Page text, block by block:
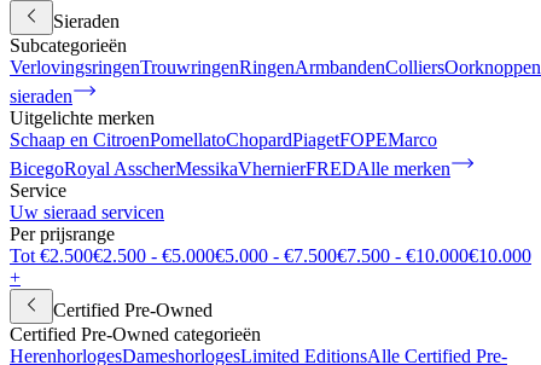
Sieraden
Subcategorieën
VerlovingsringenTrouwringenRingenArmbandenColliersOorknoppen
sieraden
Uitgelichte merken
Schaap en CitroenPomellatoChopardPiagetFOPEMarco
BicegoRoyal AsscherMessikaVhernierFREDAlle merken
Service
Uw sieraad servicen
Per prijsrange
Tot €2.500€2.500 - €5.000€5.000 - €7.500€7.500 - €10.000€10.000
+
Certified Pre-Owned
Certified Pre-Owned categorieën
HerenhorlogesDameshorlogesLimited EditionsAlle Certified Pre-